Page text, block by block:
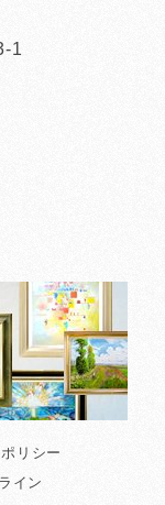
1
リシー
イン